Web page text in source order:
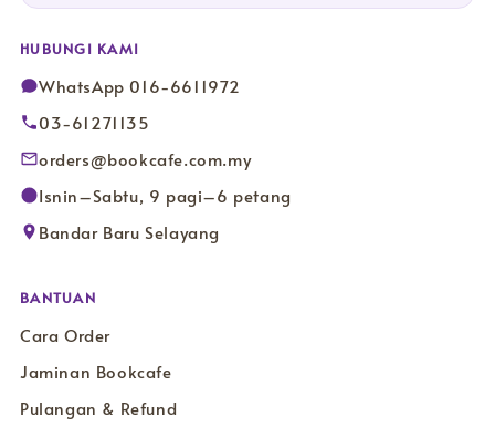
HUBUNGI KAMI
WhatsApp 016-6611972
03-61271135
orders@bookcafe.com.my
Isnin–Sabtu, 9 pagi–6 petang
Bandar Baru Selayang
BANTUAN
Cara Order
Jaminan Bookcafe
Pulangan & Refund